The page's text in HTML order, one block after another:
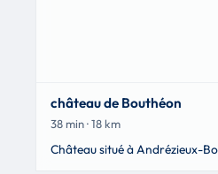
château de Bouthéon
38 min · 18 km
Château situé à Andrézieux-